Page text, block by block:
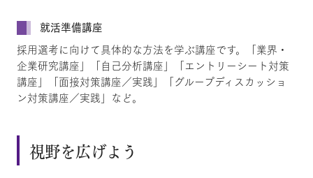
就活準備講座
採用選考に向けて具体的な方法を学ぶ講座です。「業界・
企業研究講座」「自己分析講座」「エントリーシート対策
講座」「面接対策講座／実践」「グループディスカッショ
ン対策講座／実践」など。
視野を広げよう